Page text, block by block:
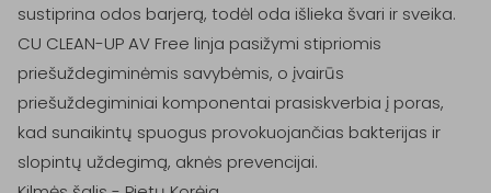
sustiprina odos barjerą, todėl oda išlieka švari ir sveika.
CU CLEAN-UP AV Free linja pasižymi stipriomis
priešuždegiminėmis savybėmis, o įvairūs
priešuždegiminiai komponentai prasiskverbia į poras,
kad sunaikintų spuogus provokuojančias bakterijas ir
slopintų uždegimą, aknės prevencijai.